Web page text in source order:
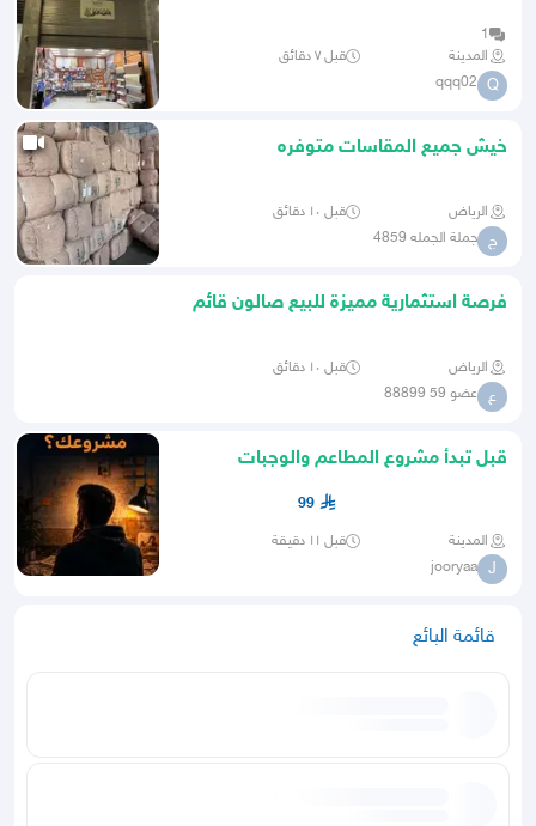
1
المدينة
قبل ٧ دقائق
Q
qqq02
خيش جميع المقاسات متوفره
الرياض قبل ١٠ دقائق
ج جملة الجمله 4859
فرصة استثمارية مميزة للبيع صالون قائم
الرياض قبل ١٠ دقائق
ع عضو 59 88899
قبل تبدأ مشروع المطاعم والوجبات
99
المدينة قبل ١١ دقيقة
J
jooryaa
قائمة البائع